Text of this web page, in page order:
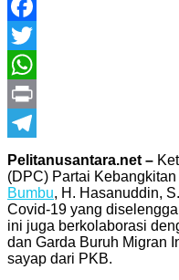
Facebook
Twitter
WhatsApp
Print
Telegram
Pelitanusantara.net –
(DPC) Partai
Bumbu, H. Hasanuddin,
Covid-19 yang
ini juga berkolaborasi
dan Garda Buruh Migran
sayap dari PKB.